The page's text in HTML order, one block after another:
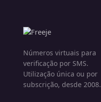
Números virtuais para
verificação por SMS.
Utilização única ou por
subscrição, desde 2008.